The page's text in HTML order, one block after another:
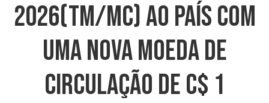
2026(TM/MC) AO PAÍS COM
UMA NOVA MOEDA DE
CIRCULAÇÃO DE C$ 1